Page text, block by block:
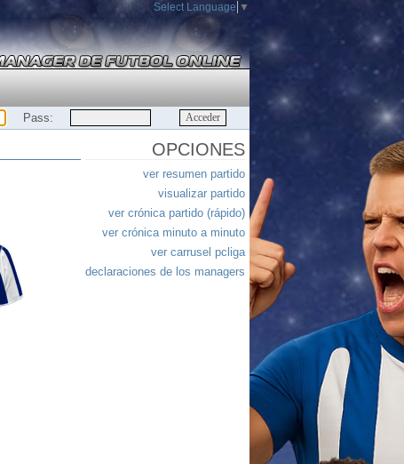
Select Language ▼
Pass:
OPCIONES
ver resumen partido
visualizar partido
ver crónica partido (rápido)
ver crónica minuto a minuto
ver carrusel pcliga
declaraciones de los managers